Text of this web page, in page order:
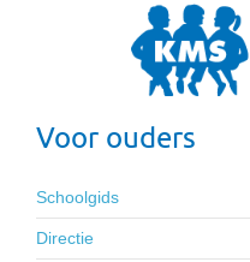
Voor ouders
Schoolgids
Directie